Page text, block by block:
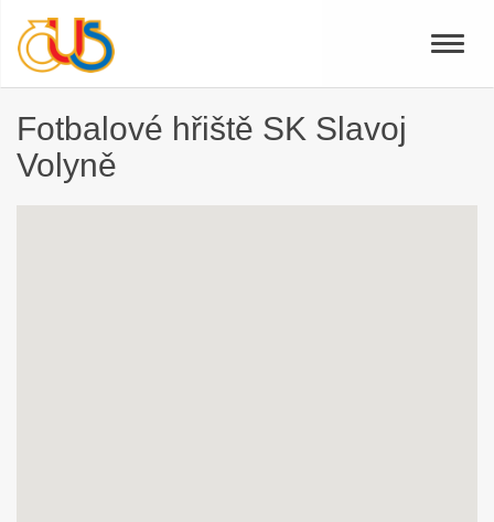
Toggle
Fotbalové hřiště SK Slavoj
Volyně